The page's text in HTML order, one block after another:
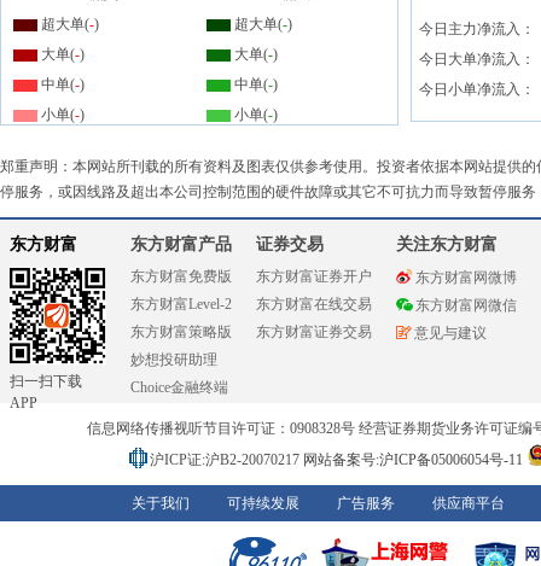
超大单(-) 超大单(-)
大单(-) 大单(-)
中单(-) 中单(-)
小单(-) 小单(-)
今日主力净流入：
今日大单净流入：
今日小单净流入：
郑重声明：本网站所刊载的所有资料及图表仅供参考使用。投资者依据本网站提供
停服务，或因线路及超出本公司控制范围的硬件故障或其它不可抗力而导致暂停服
东方财富
扫一扫下载
APP
东方财富产品
东方财富免费版
东方财富Level-2
东方财富策略版
妙想投研助理
Choice金融终端
证券交易
东方财富证券开户
东方财富在线交易
东方财富证券交易
关注东方财富
东方财富网微博
东方财富网微信
意见与建议
信息网络传播视听节目许可证：0908328号 经营证券期货业务许可证编
沪ICP证:沪B2-20070217 网站备案号:沪ICP备05006054号-11
关于我们 可持续发展 广告服务 供应商平台